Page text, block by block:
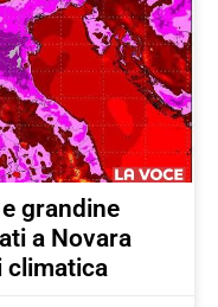
grandine
a Novara
climatica